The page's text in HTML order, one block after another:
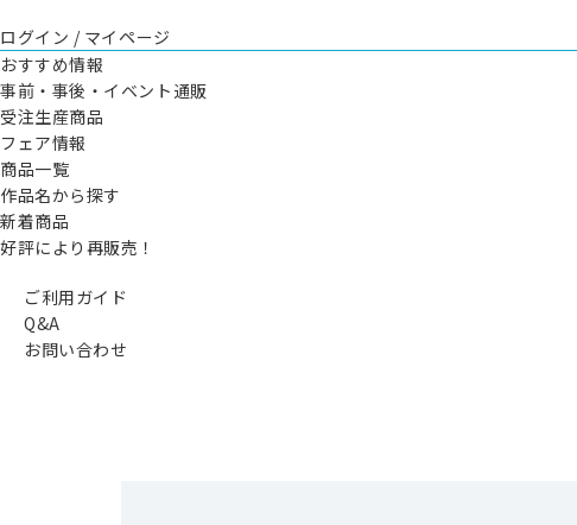
ログイン / マイページ
おすすめ情報
事前・事後・イベント通販
受注生産商品
フェア情報
商品一覧
作品名から探す
新着商品
好評により再販売！
ご利用ガイド
Q&A
お問い合わせ